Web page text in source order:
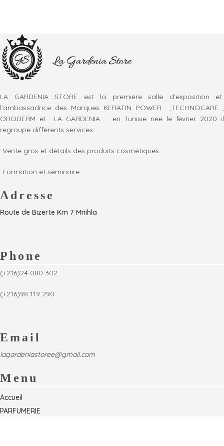
LA GARDENIA STORE est la première salle d’exposition et
l’ambassadrice des Marques KERATIN POWER ,TECHNOCARE ,
ORODERM et LA GARDENIA en Tunisie née le février 2020 il
regroupe différents services
-Vente gros et détails des produits cosmétiques
-Formation et séminaire
Adresse
Route de Bizerte Km 7 Mnihla
Phone
(+216)24 080 302
(+216)98 119 290
Email
lagardeniastoree@gmail.com
Menu
Accueil
PARFUMERIE